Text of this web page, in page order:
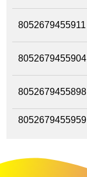
8052679455911
8052679455904
8052679455898
8052679455959